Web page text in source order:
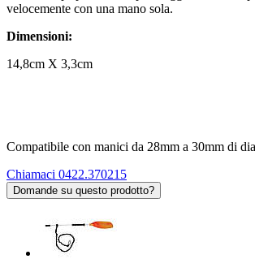
velocemente con una mano sola.
Dimensioni:
14,8cm X 3,3cm
Compatibile con manici da 28mm a 30mm di
Chiamaci 0422.370215
Domande su questo prodotto?